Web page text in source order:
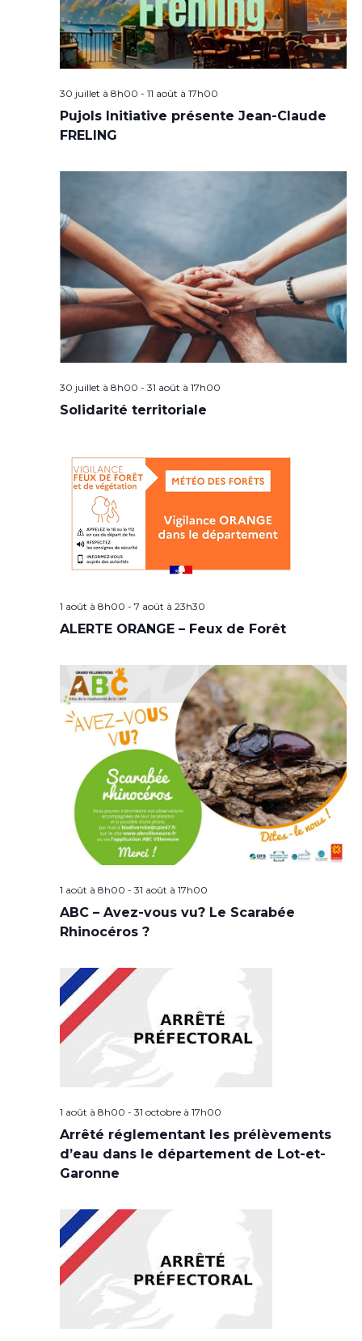
30 juillet à 8h00 - 11 août à 17h00
Pujols Initiative présente Jean-Claude
FRELING
30 juillet à 8h00 - 31 août à 17h00
Solidarité territoriale
1 août à 8h00 - 7 août à 23h30
ALERTE ORANGE – Feux de Forêt
1 août à 8h00 - 31 août à 17h00
ABC – Avez-vous vu? Le Scarabée
Rhinocéros ?
1 août à 8h00 - 31 octobre à 17h00
Arrêté réglementant les prélèvements
d’eau dans le département de Lot-et-
Garonne